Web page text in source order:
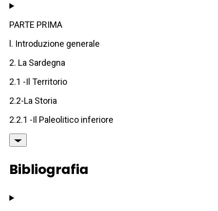
PARTE PRIMA
l. Introduzione generale
2. La Sardegna
2.1 -Il Territorio
2.2-La Storia
2.2.1 -Il Paleolitico inferiore
Bibliografia